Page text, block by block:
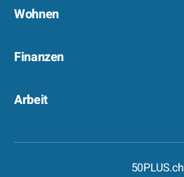
Wohnen
Finanzen
Arbeit
50PLUS.ch